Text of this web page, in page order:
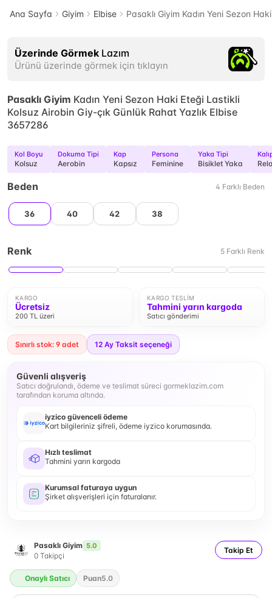
Ana Sayfa Giyim Elbise Pasaklı Giyim Kadın Yeni Sezon
Üzerinde Görmek Lazım
Ürünü üzerinde görmek için tıklayın
Pasaklı Giyim Kadın Yeni Sezon Haki Eteği Lastikli
Kolsuz Airobin Giy-çık Günlük Rahat Yazlık Elbise
3657286
Kol Boyu
Kolsuz
Dokuma Tipi
Aerobin
Kap
Kapsız
Persona
Feminine
Yaka Tipi
Bisiklet Yaka
Beden 4 Farklı Beden
36 40 42 38
Renk 5 Farklı Renk
KARGO
Ücretsiz
200 TL üzeri
KARGO TESLIM
Tahmini yarın kargoda
Satıcı gönderimi
Sınırlı stok: 9 adet 12 Ay Taksit seçeneği
Güvenli alışveriş
Satıcı doğrulandı, ödeme ve teslimat süreci gormeklazim.com
tarafından koruma altında.
iyzico güvenceli ödeme
Kart bilgileriniz şifreli, ödeme iyzico korumasında.
Hızlı teslimat
Tahmini yarın kargoda
Kurumsal faturaya uygun
Şirket alışverişleri için faturalanır.
Pasaklı Giyim 5.0
0 Takipçi
Takip Et
Onaylı Satıcı Puan5.0